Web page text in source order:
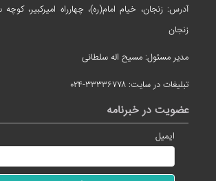
آدرس: زنجان، خیام امام(ره)، چهارراه امیرکبیر،
زنجان
مدیر مسئول: مسیح اله سلطانی
تبلیغات در سایت: ۳۳۳۳۶۷۷۸-۰۲۴
عضویت در خبرنامه
ایمیل